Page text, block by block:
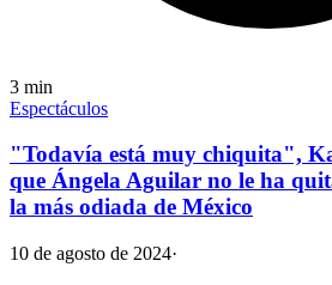
3 min
Espectáculos
"Todavía está muy chiquita",
que Ángela Aguilar no le ha
la más odiada de México
10 de agosto de 2024·